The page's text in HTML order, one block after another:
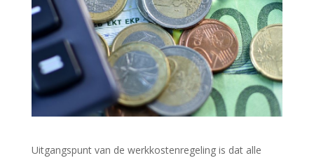
Uitgangspunt van de werkkostenregeling is dat alle